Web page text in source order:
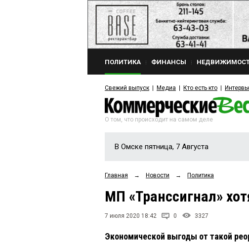
ПОЛИТИКА ФИНАНСЫ
Свежий выпуск Медиа Кто есть кто
О том, что происходит на самом деле
В Омске пятница, 7 Августа
Главная → Новости → Политика
МП «Транссигнал»
7 июля 2020 18:42 0 3327
Экономической выгоды от такой